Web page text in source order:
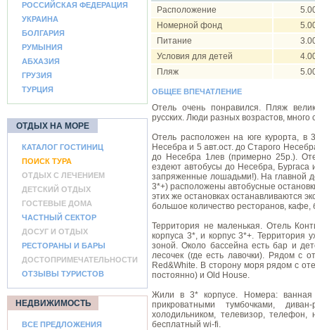
РОССИЙСКАЯ ФЕДЕРАЦИЯ
УКРАИНА
БОЛГАРИЯ
РУМЫНИЯ
АБХАЗИЯ
ГРУЗИЯ
ТУРЦИЯ
ОТДЫХ НА МОРЕ
КАТАЛОГ ГОСТИНИЦ
ПОИСК ТУРА
ОТДЫХ С ЛЕЧЕНИЕМ
ДЕТСКИЙ ОТДЫХ
ГОСТЕВЫЕ ДОМА
ЧАСТНЫЙ СЕКТОР
ДОСУГ И ОТДЫХ
РЕСТОРАНЫ И БАРЫ
ДОСТОПРИМЕЧАТЕЛЬНОСТИ
ОТЗЫВЫ ТУРИСТОВ
НЕДВИЖИМОСТЬ
ВСЕ ПРЕДЛОЖЕНИЯ
Расположение
Номерной фонд
Питание
Условия для детей
Пляж
ОБЩЕЕ ВПЕЧАТЛЕНИЕ
Отель очень понравился. Пляж
русских. Люди разных возрастов, много
Отель расположен на юге курорта, в
Несебра и 5 авт.ост. до Старого
до Несебра 1лев (примерно 25р.).
ездеют автобусы до Несебра, Бургаса
запряженные лошадьми!). На главной
3*+) расположены автобусные
этих же остановках останавливаются
большое количество ресторанов, кафе,
Территория не маленькая. Отель
корпуса 3*, и корпус 3*+. Территория
зоной. Около бассейна есть бар и
лесочек (где есть лавочки). Рядом с
Red&White. В сторону моря рядом с
постоянно) и Old House.
Жили в 3* корпусе. Номера:
прикроватными тумбочками,
холодильником, телевизор,
бесплатный wi-fi.